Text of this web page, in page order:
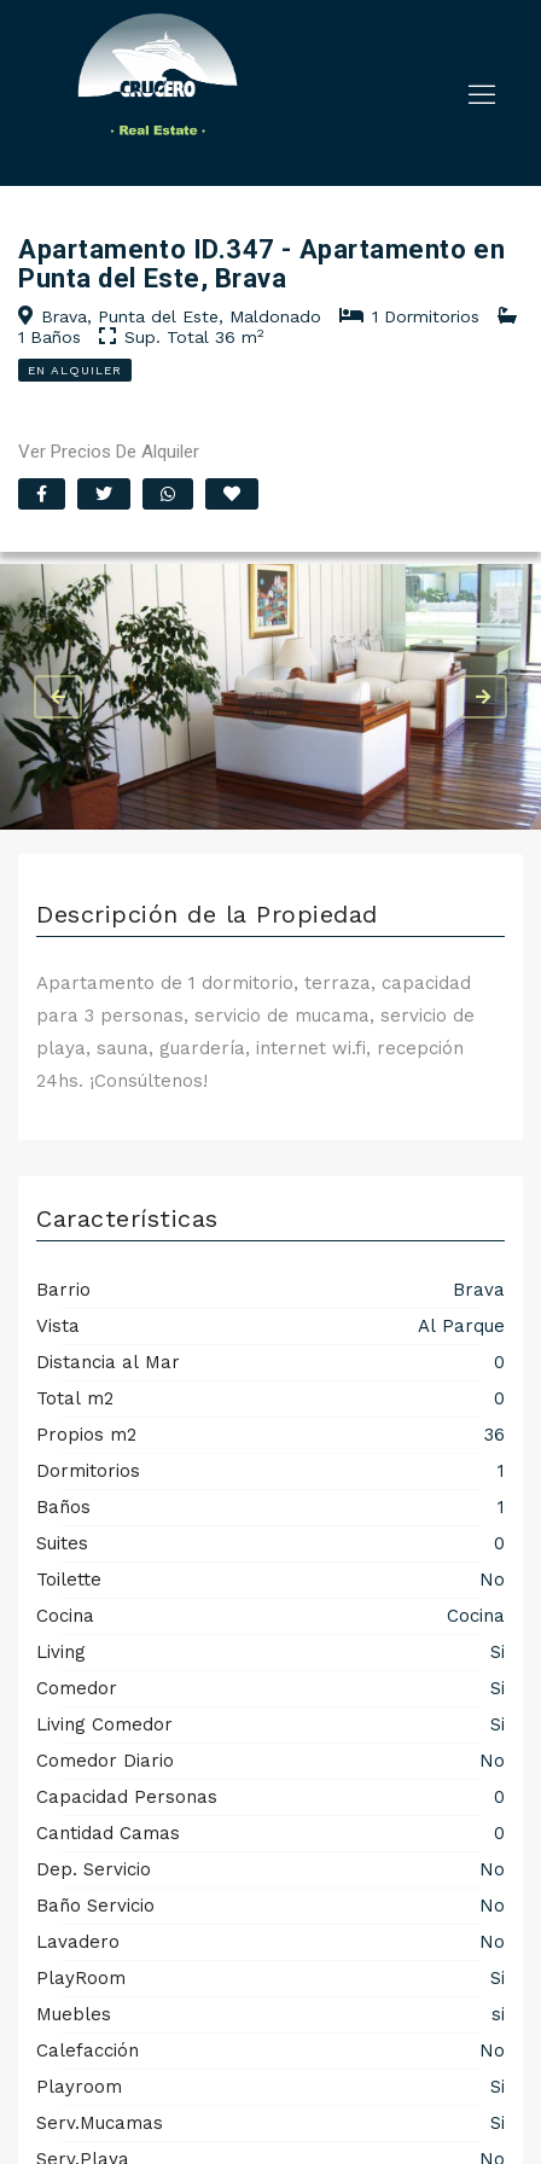
Apartamento ID.347 - Apartamento en
Punta del Este, Brava
Brava, Punta del Este, Maldonado
1 Dormitorios
1 Baños
Sup. Total 36 m2
EN ALQUILER
Ver Precios De Alquiler
Descripción de la Propiedad
Apartamento de 1 dormitorio, terraza, capacidad
para 3 personas, servicio de mucama, servicio de
playa, sauna, guardería, internet wi.fi, recepción
24hs. ¡Consúltenos!
Características
Barrio
Brava
Vista
Al Parque
Distancia al Mar
0
Total m2
0
Propios m2
36
Dormitorios
1
Baños
1
Suites
0
Toilette
No
Cocina
Cocina
Living
Si
Comedor
Si
Living Comedor
Si
Comedor Diario
No
Capacidad Personas
0
Cantidad Camas
0
Dep. Servicio
No
Baño Servicio
No
Lavadero
No
PlayRoom
Si
Muebles
si
Calefacción
No
Playroom
Si
Serv.Mucamas
Si
Serv.Playa
No